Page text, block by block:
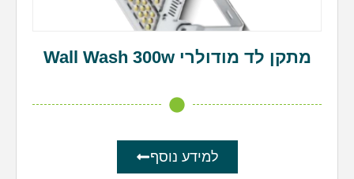
מתקן לד מודולרי Wall Wash 300w
למידע נוסף